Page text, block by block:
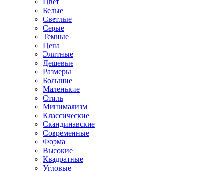
Цвет
Белые
Светлые
Серые
Темные
Цена
Элитные
Дешевые
Размеры
Большие
Маленькие
Стиль
Минимализм
Классические
Скандинавские
Современные
Форма
Высокие
Квадратные
Угловые